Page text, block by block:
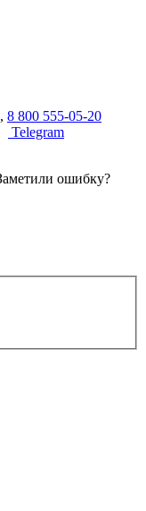
, 8 800 555-05-20
Telegram
ошибку?